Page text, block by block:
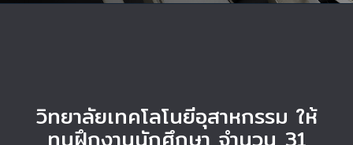
วิทยาลัยเทคโลโนยีอุสาหกรรม ให้